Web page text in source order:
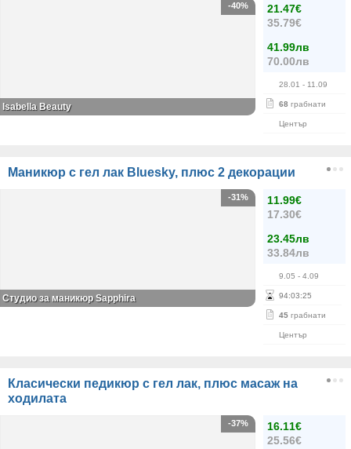
21.47€
35.79€
41.99лв
70.00лв
28.01 - 11.09
68 грабнати
Център
-40%
Isabella Beauty
Маникюр с гел лак Bluesky, плюс 2 декорации
11.99€
17.30€
23.45лв
33.84лв
9.05 - 4.09
94:03:24
45 грабнати
Център
-31%
Студио за маникюр Sapphira
Класически педикюр с гел лак, плюс масаж на
ходилата
16.11€
25.56€
-37%